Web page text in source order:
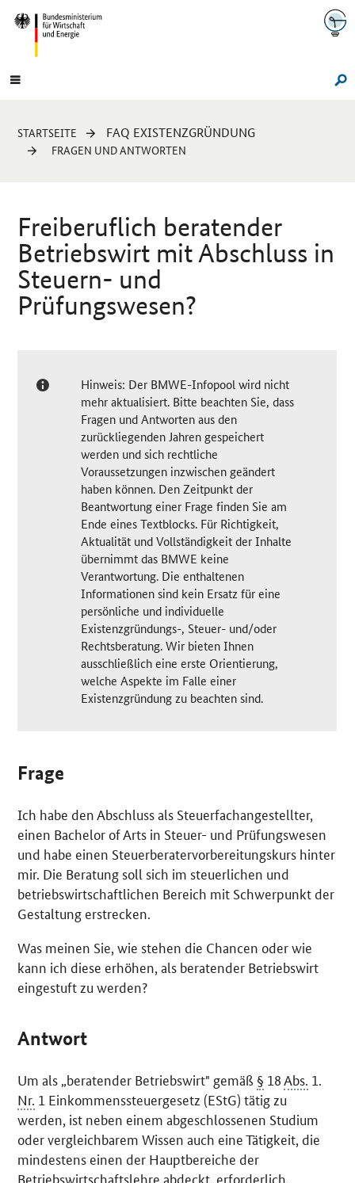
Navigation
Hauptmenü
Sie
sind
STARTSEITE FAQ EXISTENZGRÜNDUNG
FRAGEN UND ANTWORTEN
Freiberuflich beratender
Betriebswirt mit Abschluss in
Steuern- und
Prüfungswesen?
Hinweis: Der BMWE-Infopool wird nicht
mehr aktualisiert. Bitte beachten Sie, dass
Fragen und Antworten aus den
zurückliegenden Jahren gespeichert
werden und sich rechtliche
Voraussetzungen inzwischen geändert
haben können. Den Zeitpunkt der
Beantwortung einer Frage finden Sie am
Ende eines Textblocks. Für Richtigkeit,
Aktualität und Vollständigkeit der Inhalte
übernimmt das BMWE keine
Verantwortung. Die enthaltenen
Informationen sind kein Ersatz für eine
persönliche und individuelle
Existenzgründungs-, Steuer- und/oder
Rechtsberatung. Wir bieten Ihnen
ausschließlich eine erste Orientierung,
welche Aspekte im Falle einer
Existenzgründung zu beachten sind.
Frage
Ich habe den Abschluss als Steuerfachangestellter,
einen Bachelor of Arts in Steuer- und Prüfungswesen
und habe einen Steuerberatervorbereitungskurs hinter
mir. Die Beratung soll sich im steuerlichen und
betriebswirtschaftlichen Bereich mit Schwerpunkt der
Gestaltung erstrecken.
Was meinen Sie, wie stehen die Chancen oder wie
kann ich diese erhöhen, als beratender Betriebswirt
eingestuft zu werden?
Antwort
Um als „beratender Betriebswirt" gemäß § 18Abs. 1.
Nr. 1 Einkommenssteuergesetz (EStG) tätig zu
werden, ist neben einem abgeschlossenen Studium
oder vergleichbarem Wissen auch eine Tätigkeit, die
mindestens einen der Hauptbereiche der
Betriebswirtschaftslehre abdeckt, erforderlich.